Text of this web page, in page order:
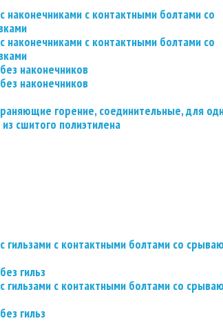
наконечниками с контактными болтами со
наконечниками с контактными болтами со
наконечников
наконечников
горение, соединительные, для
сшитого полиэтилена
гильзами с контактными болтами со
гильз
гильзами с контактными болтами со
гильз